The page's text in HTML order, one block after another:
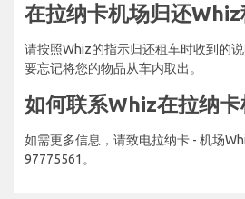
在拉纳卡机场归还Whiz
请按照Whiz的指示归还租车时收到的
要忘记将您的物品从车内取出。
如何联系Whiz在拉纳卡
如需更多信息，请致电拉纳卡 - 机场
97775561。